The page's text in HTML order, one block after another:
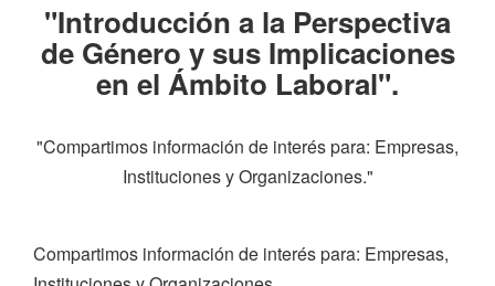
"Introducción a la Perspectiva
de Género y sus Implicaciones
en el Ámbito Laboral".
"Compartimos información de interés para: Empresas,
Instituciones y Organizaciones."
Compartimos información de interés para: Empresas,